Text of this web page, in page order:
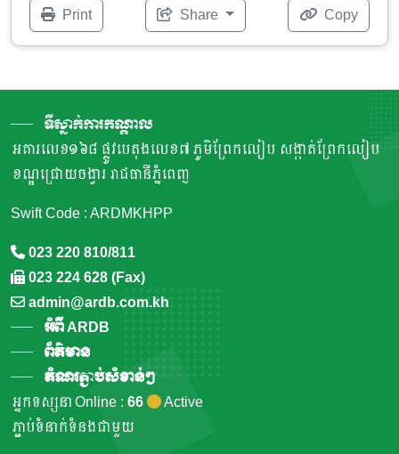
Print Share Copy
ទីស្នាក់ការកណ្តាល
អគារលេខ១៦៨ ផ្លូវបេតុងលេខ៧ ភូមិព្រែកលៀប សង្កាត់ព្រែកលៀប
ខណ្ឌជ្រោយចង្វារ រាជធានីភ្នំពេញ
Swift Code : ARDMKHPP
023 220 810/811
023 224 628 (Fax)
admin@ardb.com.kh
អំពី ARDB
ព័ត៌មាន
តំណរភ្ជាប់សំខាន់ៗ
អ្នកទស្សនា Online : 66
Active
ភ្ជាប់ទំនាក់ទំនងជាមួយ